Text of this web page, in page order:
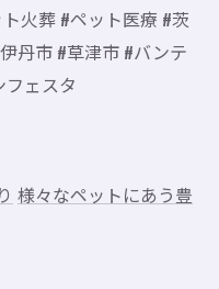
火葬 #ペット医療 #茨
丹市 #草津市 #バンテ
ェスタ
様々なペットにあう豊